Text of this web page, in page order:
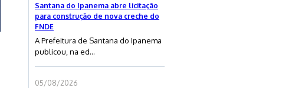
Santana do Ipanema abre licitação
para construção de nova creche do
FNDE
A Prefeitura de Santana do Ipanema
publicou, na ed...
05/08/2026